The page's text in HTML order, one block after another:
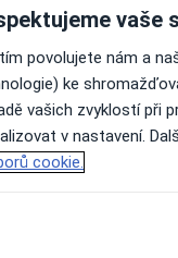
hygienista,
vaše
povolujete nám a
ke
vašich zvyklostí při
v nastavení.
cookie.